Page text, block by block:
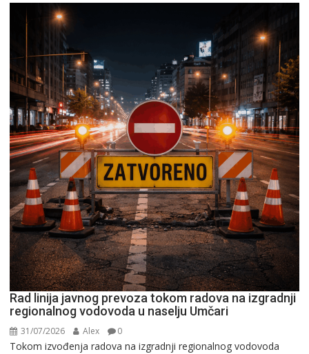
Rad linija javnog prevoza tokom radova na izgradnji
regionalnog vodovoda u naselju Umčari
31/07/2026 Alex 0
Tokom izvođenja radova na izgradnji regionalnog vodovoda